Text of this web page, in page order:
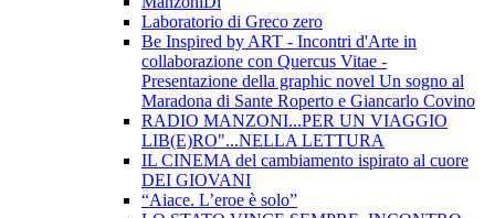
Laboratorio di Greco zero
Be Inspired by ART - Incontri d'Arte in
collaborazione con Quercus Vitae -
Presentazione della graphic novel Un sogno al
Maradona di Sante Roperto e Giancarlo Covino
RADIO MANZONI...PER UN VIAGGIO
LIB(E)RO"...NELLA LETTURA
IL CINEMA del cambiamento ispirato al cuore
DEI GIOVANI
“Aiace. L’eroe è solo”